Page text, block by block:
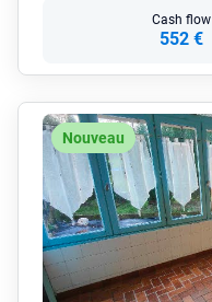
Cash flow
552 €
Nouveau